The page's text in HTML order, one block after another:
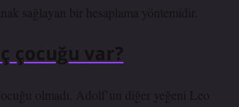
sağlayan bir hesaplama yöntemidir.
çocuğu var?
olmadı. Adolf’un diğer yeğeni Leo